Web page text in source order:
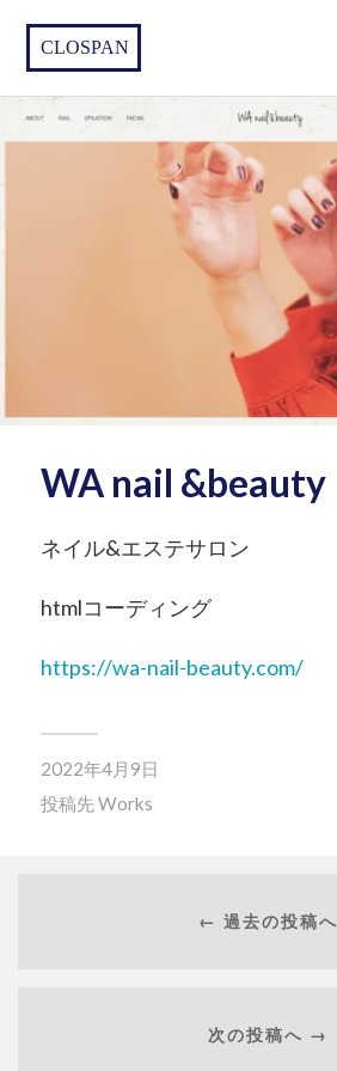
CLOSPAN
WA nail &beauty
ネイル&エステサロン
htmlコーディング
https://wa-nail-beauty.com/
2022年4月9日
投稿先 Works
← 過去の投稿へ
次の投稿へ →